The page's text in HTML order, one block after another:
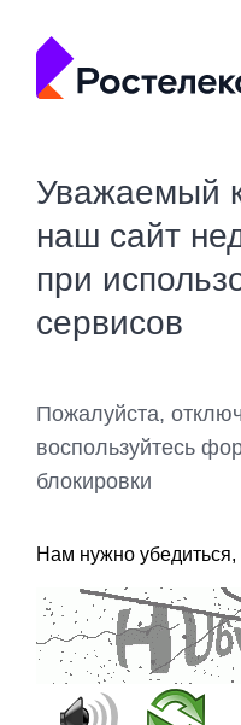
Уважаемый
наш сайт
при
сервисов
Пожалуйста,
воспользуйтесь
блокировки
Нам нужно